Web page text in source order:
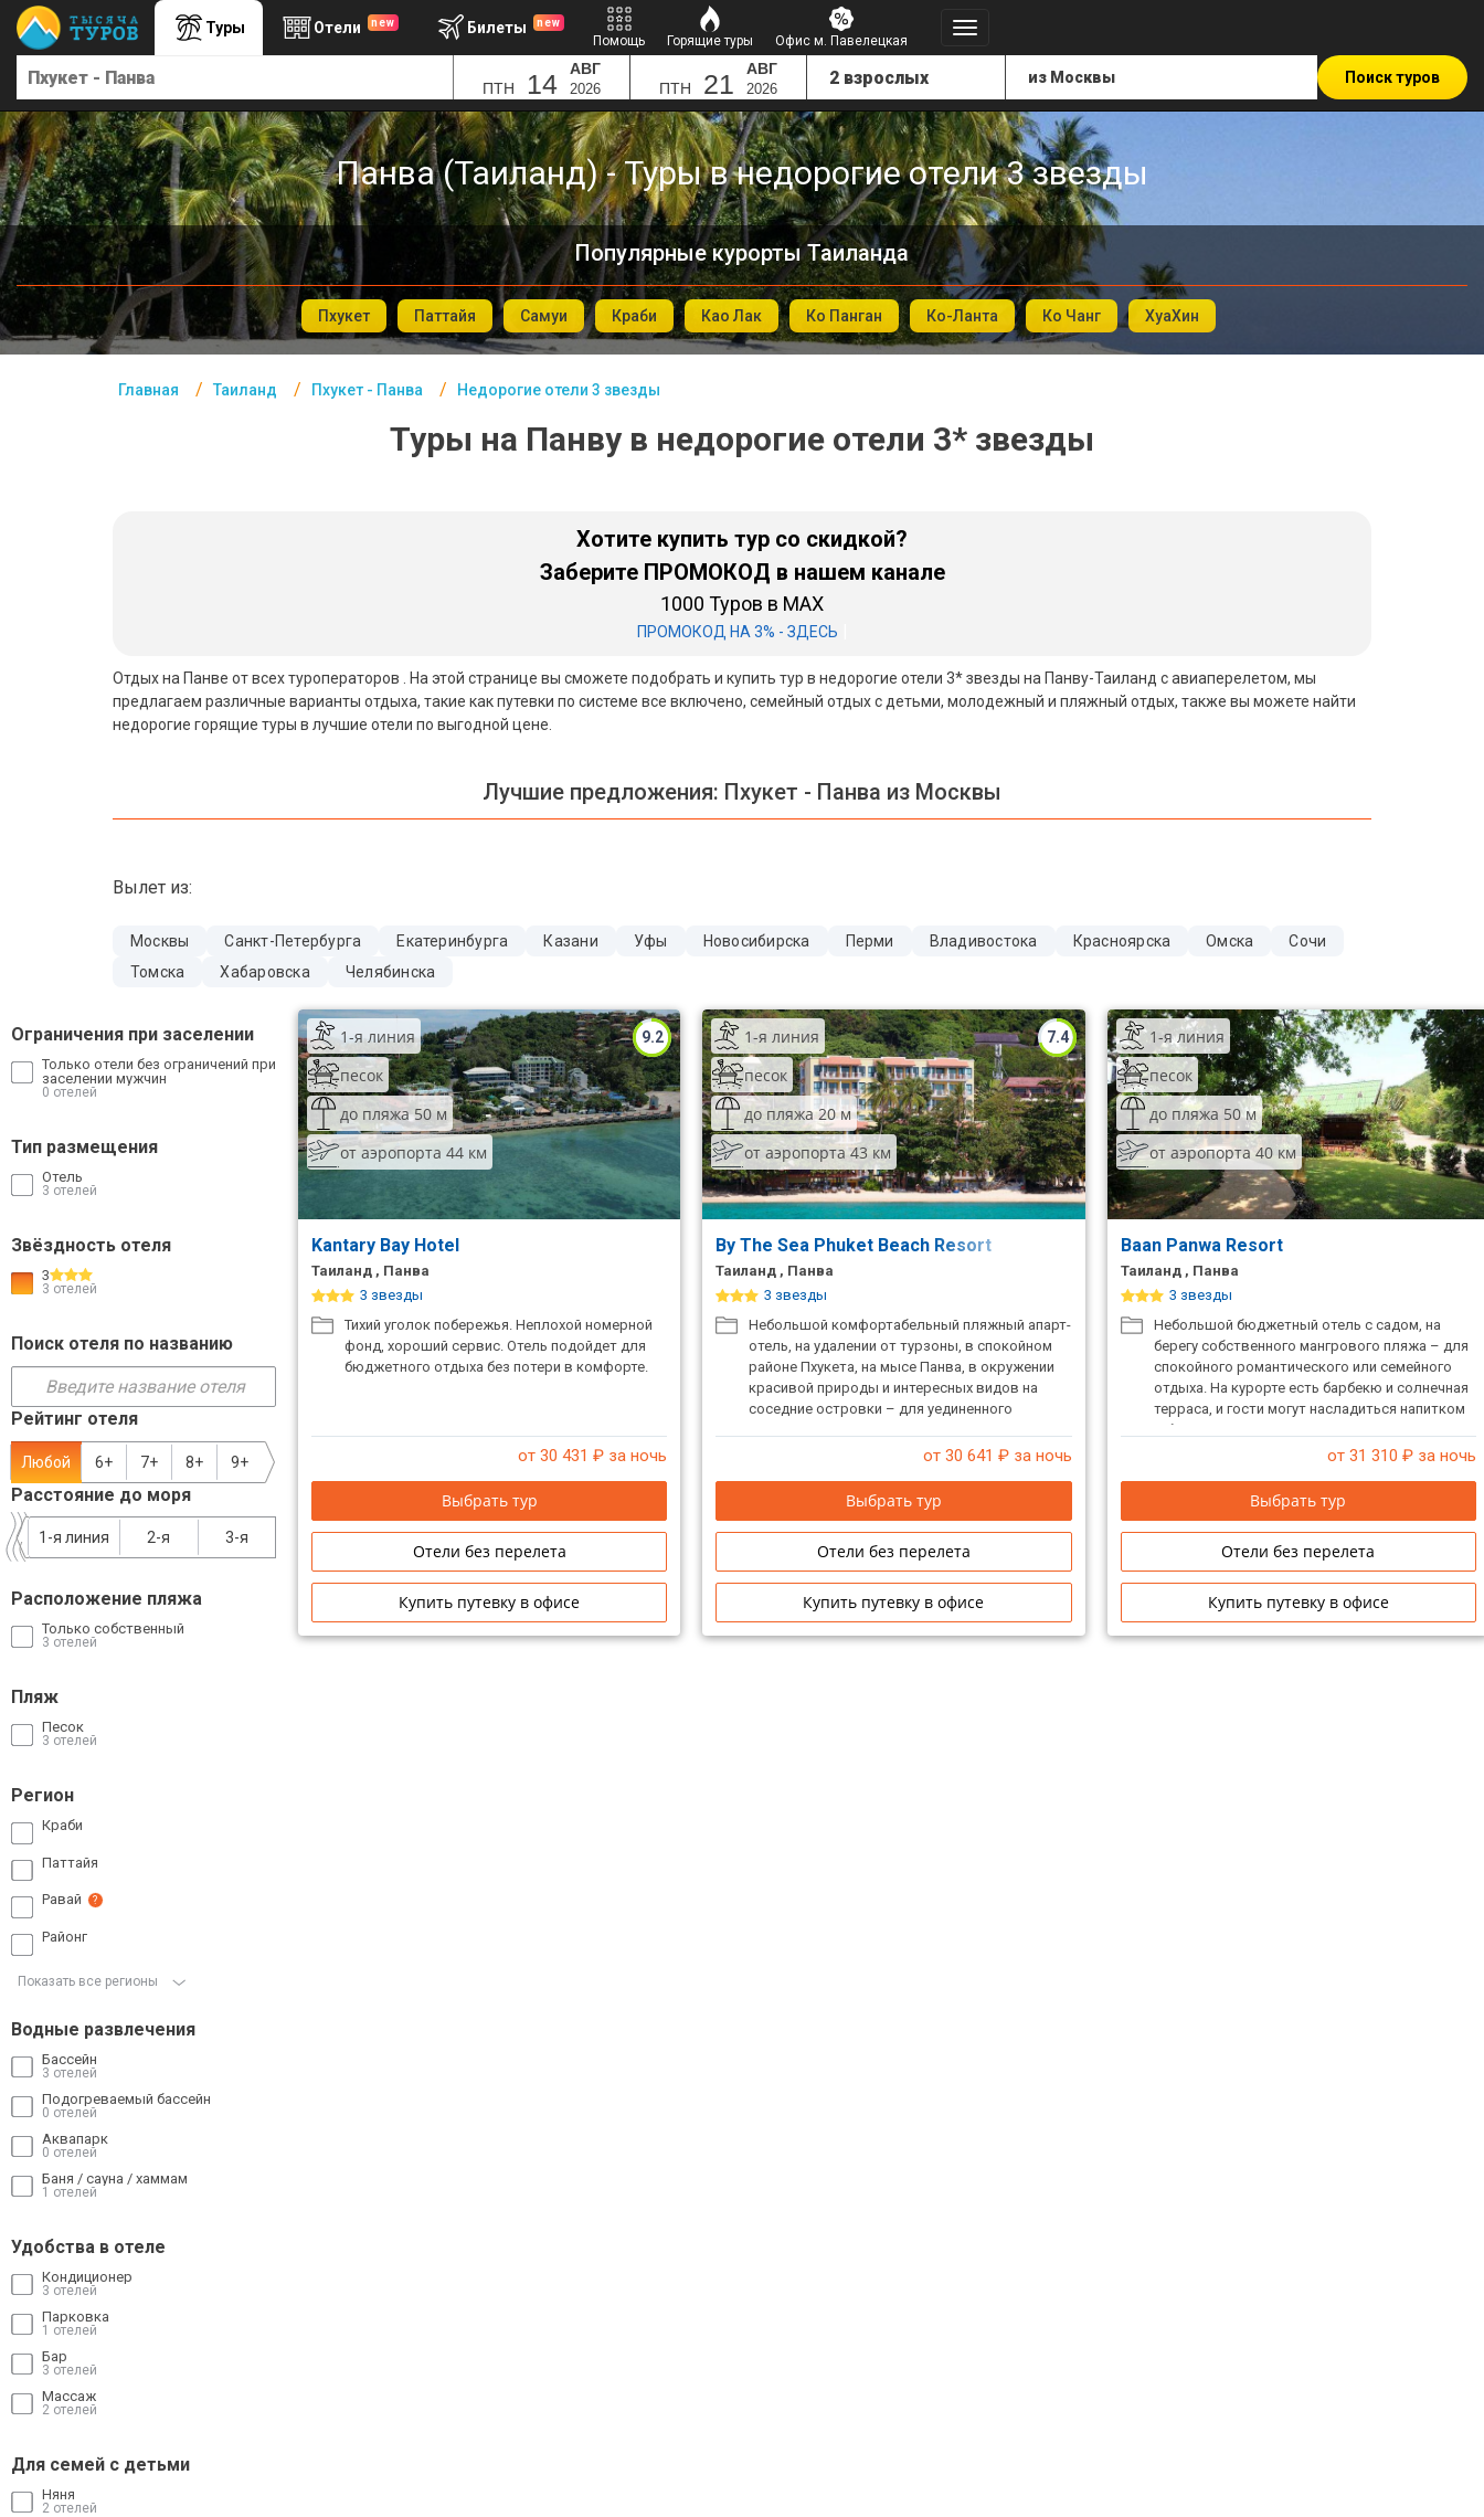
Туры Отели new Билеты new
Помощь Горящие туры Офис м. Павелецкая
ПТН 14 АВГ
2026 ПТН 21 АВГ
2026
Поиск туров
Панва (Таиланд) - Туры в недорогие отели 3 звезды
Популярные курорты Таиланда
Пхукет Паттайя Самуи Краби Као Лак Ко Панган Ко-Ланта Ко Чанг ХуаХин
Главная Таиланд Пхукет - Панва Недорогие отели 3 звезды
Туры на Панву в недорогие отели 3* звезды
Хотите купить тур со скидкой?
Заберите ПРОМОКОД в нашем канале
1000 Туров в MAX
ПРОМОКОД НА 3% - ЗДЕСЬ
Отдых на Панве от всех туроператоров . На этой странице вы сможете подобрать и купить тур в недорогие отели 3* звезды на Панву-Таиланд с авиаперелетом, мы
предлагаем различные варианты отдыха, такие как путевки по системе все включено, семейный отдых с детьми, молодежный и пляжный отдых, также вы можете найти
недорогие горящие туры в лучшие отели по выгодной цене.
Лучшие предложения: Пхукет - Панва из Москвы
Вылет из:
Москвы Санкт-Петербурга Екатеринбурга Казани Уфы Новосибирска Перми Владивостока Красноярска Омска
Сочи
Томска
Хабаровска Челябинска
Ограничения при заселении
Только отели без ограничений при
заселении мужчин
0 отелей
Тип размещения
Отель
3 отелей
Звёздность отеля
3
3 отелей
Поиск отеля по названию
Рейтинг отеля
Любой 6+ 7+ 8+ 9+
Расстояние до моря
3-я
2-я
1-я линия
Расположение пляжа
Только собственный
3 отелей
Пляж
Песок
3 отелей
Регион
Краби
Паттайя
Равай ?
Районг
Показать все регионы
Водные развлечения
Бассейн
3 отелей
Подогреваемый бассейн
0 отелей
Аквапарк
0 отелей
Баня / сауна / хаммам
1 отелей
Удобства в отеле
Кондиционер
3 отелей
Парковка
1 отелей
Бар
3 отелей
Массаж
2 отелей
Для семей с детьми
Няня
2 отелей
9.2
1-я линия
песок
до пляжа 50 м
от аэропорта 44 км
Kantary Bay Hotel
Таиланд , Панва
3 звезды
Тихий уголок побережья. Неплохой номерной
фонд, хороший сервис. Отель подойдет для
бюджетного отдыха без потери в комфорте.
от 30 431 ₽ за ночь
Выбрать тур
Отели без перелета
Купить путевку в офисе
7.4
1-я линия
песок
до пляжа 20 м
от аэропорта 43 км
By The Sea Phuket Beach Resort
Таиланд , Панва
3 звезды
Небольшой комфортабельный пляжный апарт-
отель, на удалении от турзоны, в спокойном
районе Пхукета, на мысе Панва, в окружении
красивой природы и интересных видов на
соседние островки – для уединенного
от 30 641 ₽ за ночь
Выбрать тур
Отели без перелета
Купить путевку в офисе
1-я линия
песок
до пляжа 50 м
от аэропорта 40 км
Baan Panwa Resort
Таиланд , Панва
3 звезды
Небольшой бюджетный отель с садом, на
берегу собственного мангрового пляжа – для
спокойного романтического или семейного
отдыха. На курорте есть барбекю и солнечная
терраса, и гости могут насладиться напитком
в баре. Гостей ждут номера в традиционном
стиле и внимательный персонал.
от 31 310 ₽ за ночь
Выбрать тур
Отели без перелета
Купить путевку в офисе
Главная
Офис г. Москва
Помощь
Подборки отелей
Турция
Таиланд
ОАЭ
Северный Гоа
Южный Гоа
Кав Мин Воды
Экскурсионные туры
VIP отели 5 звезд
ТОП 10 недорогих отелей
Лучшие отели 4* звезды
Недорогие отели 4*
Лучшие отели 3* звезды
Сетевые отели Египта
Сетевые отели ОАЭ
Сетевые отели Таиланда
Сетевые отели Вьетнама
Сетевые отели Мальдив
Сетевые отели Бали
Сетевые отели Сейшел